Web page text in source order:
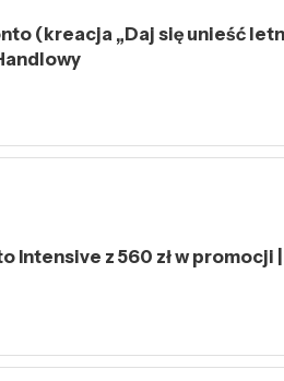
(kreacja „Daj się unieść
Intensive z 560 zł w promocji